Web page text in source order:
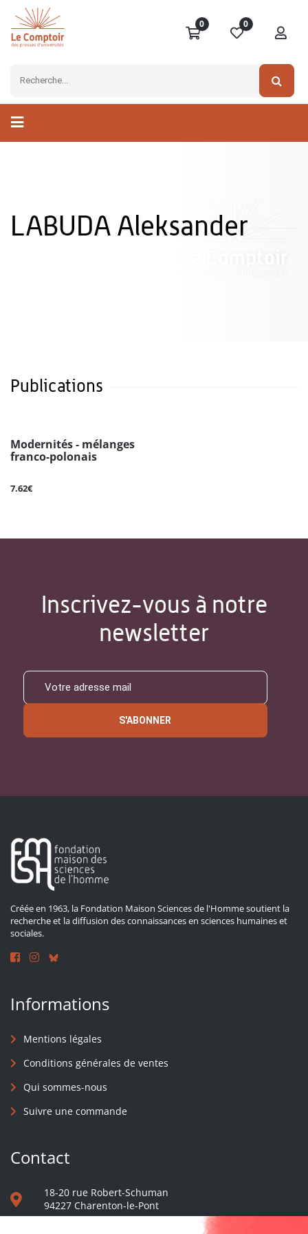
0 0
LABUDA Aleksander
Publications
Modernités - mélanges
franco-polonais
7.62€
Inscrivez-vous à notre
newsletter
S'ABONNER
Créée en 1963, la Fondation Maison Sciences de l'Homme soutient la
recherche et la diffusion des connaissances en sciences humaines et
sociales.
Informations
Mentions légales
Conditions générales de ventes
Qui sommes-nous
Suivre une commande
Contact
18-20 rue Robert-Schuman
94227 Charenton-le-Pont